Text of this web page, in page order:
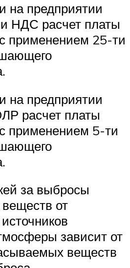
на предприятии
НДС расчет платы
применением 25-ти
на предприятии
расчет платы
применением 5-ти
за выбросы
от
зависит от
веществ